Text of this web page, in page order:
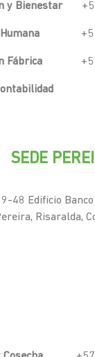
y Bienestar+57
+57
Fábrica +57
SEDE
48 Edificio
Risaralda,